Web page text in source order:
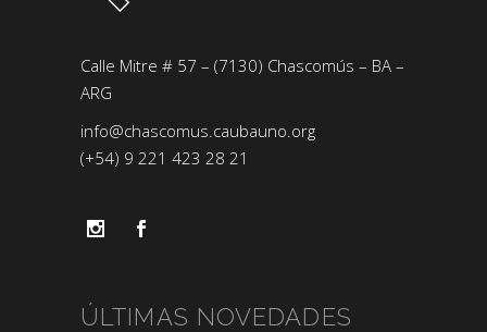
Calle Mitre # 57 – (7130) Chascomús – BA –
ARG
info@chascomus.caubauno.org
(+54) 9 221 423 28 21
ÚLTIMAS NOVEDADES